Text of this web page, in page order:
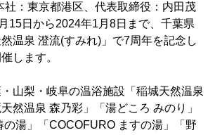
社：東京都港区、代表取締役：内田茂
15日から2024年1月8日まで、千葉県
温泉 澄流(すみれ)」で7周年を記念し
します。
山梨・岐阜の温浴施設「稲城天然温泉
然温泉 森乃彩」「湯どころ みのり」
の湯」「COCOFURO ますの湯」「野